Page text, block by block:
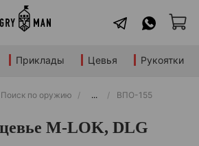
Приклады Цевья Рукоятки
Поиск по оружию ... ВПО-155
M-LOK, DLG